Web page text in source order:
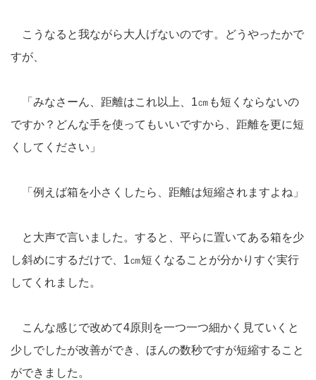
こうなると我ながら大人げないのです。どうやったかで
すが、
「みなさーん、距離はこれ以上、1㎝も短くならないの
ですか？どんな手を使ってもいいですから、距離を更に短
くしてください」
「例えば箱を小さくしたら、距離は短縮されますよね」
と大声で言いました。すると、平らに置いてある箱を少
し斜めにするだけで、1㎝短くなることが分かりすぐ実行
してくれました。
こんな感じで改めて4原則を一つ一つ細かく見ていくと
少しでしたが改善ができ、ほんの数秒ですが短縮すること
ができました。